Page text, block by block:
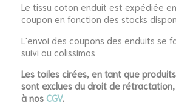
Le tissu coton enduit est expédiée
coupon en fonction des stocks
L'envoi des coupons des enduits se
suivi ou colissimos
Les toiles cirées, en tant que
sont exclues du droit de
à nos CGV.